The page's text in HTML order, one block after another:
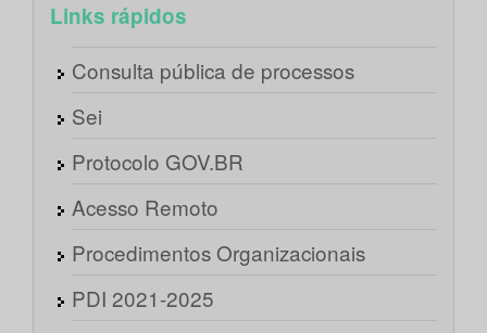
Links rápidos
Consulta pública de processos
Sei
Protocolo GOV.BR
Acesso Remoto
Procedimentos Organizacionais
PDI 2021-2025